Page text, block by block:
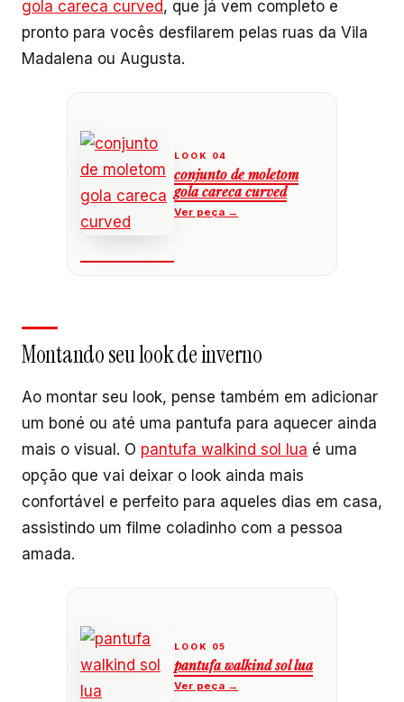
gola careca curved, que já vem completo e
pronto para vocês desfilarem pelas ruas da Vila
Madalena ou Augusta.
conjunto de moletom
gola careca curved
Montando seu look de inverno
Ao montar seu look, pense também em adicionar
um boné ou até uma pantufa para aquecer ainda
mais o visual. O pantufa walkind sol lua é uma
opção que vai deixar o look ainda mais
confortável e perfeito para aqueles dias em casa,
assistindo um filme coladinho com a pessoa
amada.
pantufa walkind sol lua